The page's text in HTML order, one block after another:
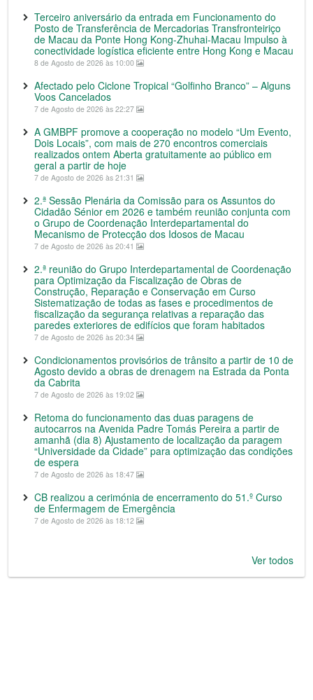
Terceiro aniversário da entrada em Funcionamento do
Posto de Transferência de Mercadorias Transfronteiriço
de Macau da Ponte Hong Kong-Zhuhai-Macau Impulso à
conectividade logística eficiente entre Hong Kong e Macau
8 de Agosto de 2026 às 10:00
Afectado pelo Ciclone Tropical “Golfinho Branco” – Alguns
Voos Cancelados
7 de Agosto de 2026 às 22:27
A GMBPF promove a cooperação no modelo “Um Evento,
Dois Locais”, com mais de 270 encontros comerciais
realizados ontem Aberta gratuitamente ao público em
geral a partir de hoje
7 de Agosto de 2026 às 21:31
2.ª Sessão Plenária da Comissão para os Assuntos do
Cidadão Sénior em 2026 e também reunião conjunta com
o Grupo de Coordenação Interdepartamental do
Mecanismo de Protecção dos Idosos de Macau
7 de Agosto de 2026 às 20:41
2.ª reunião do Grupo Interdepartamental de Coordenação
para Optimização da Fiscalização de Obras de
Construção, Reparação e Conservação em Curso
Sistematização de todas as fases e procedimentos de
fiscalização da segurança relativas a reparação das
paredes exteriores de edifícios que foram habitados
7 de Agosto de 2026 às 20:34
Condicionamentos provisórios de trânsito a partir de 10 de
Agosto devido a obras de drenagem na Estrada da Ponta
da Cabrita
7 de Agosto de 2026 às 19:02
Retoma do funcionamento das duas paragens de
autocarros na Avenida Padre Tomás Pereira a partir de
amanhã (dia 8) Ajustamento de localização da paragem
“Universidade da Cidade” para optimização das condições
de espera
7 de Agosto de 2026 às 18:47
CB realizou a cerimónia de encerramento do 51.º Curso
de Enfermagem de Emergência
7 de Agosto de 2026 às 18:12
Ver todos